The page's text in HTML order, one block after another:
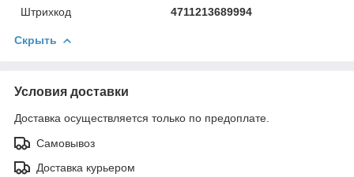
Штрихкод
4711213689994
Скрыть
Условия доставки
Доставка осуществляется только по предоплате.
Самовывоз
Доставка курьером